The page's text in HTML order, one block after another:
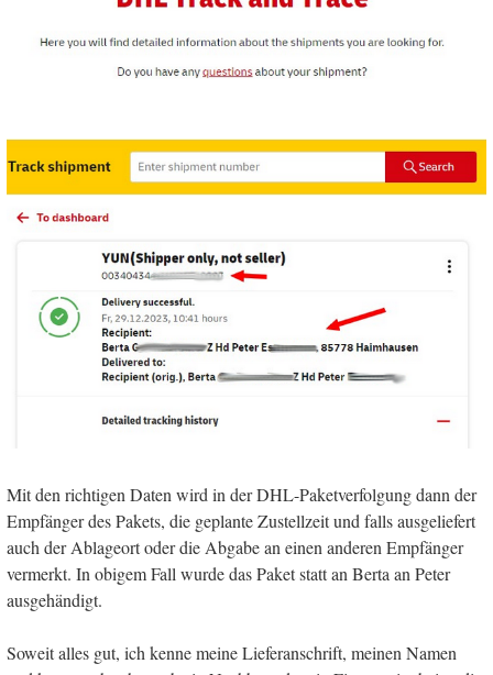
Mit den richtigen Daten wird in der DHL-Paketverfolgung dann der
Empfänger des Pakets, die geplante Zustellzeit und falls ausgeliefert
auch der Ablageort oder die Abgabe an einen anderen Empfänger
vermerkt. In obigem Fall wurde das Paket statt an Berta an Peter
ausgehändigt.
Soweit alles gut, ich kenne meine Lieferanschrift, meinen Namen